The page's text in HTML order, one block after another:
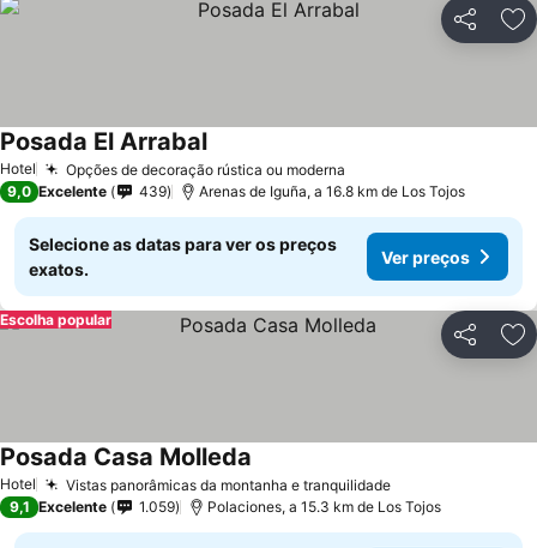
Partilhar
Hotel Opções de decoração rústica ou moderna
Posada El Arrabal
9,0 Excelente 439 Arenas de Iguña, a 16.8 km de Los Tojos
Selecione as datas para ver os preços
exatos.
Ver preços
Partilhar
Escolha popular
Hotel Vistas panorâmicas da montanha e tranquilidade
Posada Casa Molleda
9,1 Excelente 1.059 Polaciones, a 15.3 km de Los Tojos